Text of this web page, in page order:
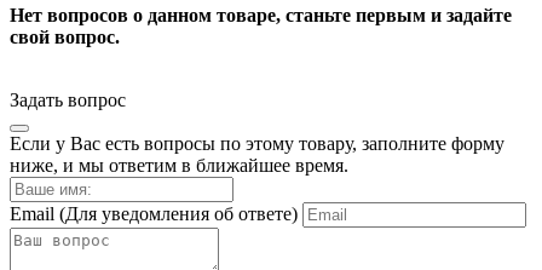
Нет вопросов о данном товаре, станьте первым и задайте
свой вопрос.
Задать вопрос
Если у Вас есть вопросы по этому товару, заполните форму
ниже, и мы ответим в ближайшее время.
Email (Для уведомления об ответе)